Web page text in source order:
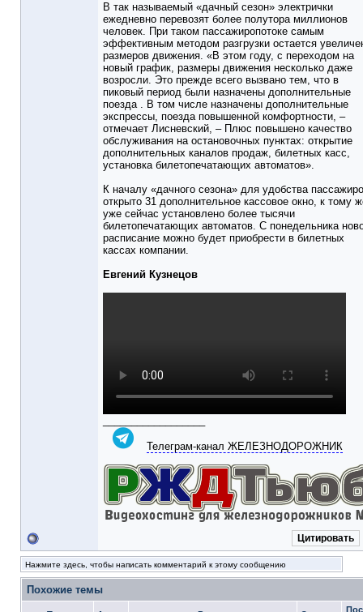
В так называемый «дачный сезон» электрички
ежедневно перевозят более полутора миллионов
человек. При таком пассажиропотоке самым
эффективным методом разгрузки остается
размеров движения. «В этом году, с переходом на
новый график, размеры движения несколько даже
возросли. Это прежде всего вызвано тем, что в
пиковый период были назначены дополнительные
поезда . В том числе назначены дополнительные
экспрессы, поезда повышенной комфортности, –
отмечает Лисневский, – Плюс повышено качество
обслуживания на остановочных пунктах: открытие
дополнительных каналов продаж, билетных касс,
установка билетопечатающих автоматов».
К началу «дачного сезона» для удобства
открыто 31 дополнительное кассовое окно, к тому
уже сейчас установлено более тысячи
билетопечатающих автоматов. С понедельника
расписание можно будет приобрести в билетных
кассах компании.
Евгений Кузнецов
Телеграм-канал ЖЕЛЕЗНОДОРОЖНИК
Цитировать
Нажмите здесь, чтобы написать комментарий к этому сообщению
Похожие темы